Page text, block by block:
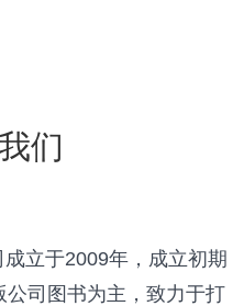
们
立于2009年，成立初期
公司图书为主，致力于打